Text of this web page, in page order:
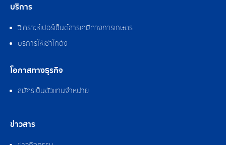
บริการ
วิเคราะห์เปอร์เซ็นต์สารเคมีทางการเกษตร
บริการให้เช่าโกดัง
โอกาสทางธุรกิจ
สมัครเป็นตัวแทนจำหน่าย
ข่าวสาร